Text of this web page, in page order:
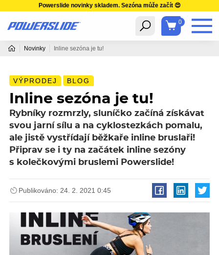
Powerslide novinky skladem. Sezóna může začít 😍
0
Novinky Inline sezóna je tu!
VÝPRODEJ BLOG
Inline sezóna je tu!
Rybníky rozmrzly, sluníčko začíná získávat
svou jarní sílu a na cyklostezkách pomalu,
ale jistě vystřídají běžkaře inline bruslaři!
Připrav se i ty na začátek inline sezóny
s kolečkovými bruslemi Powerslide!
Publikováno: 24. 2. 2021 0:45